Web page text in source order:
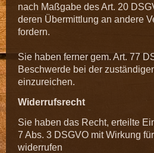
nach Maßgabe des Art. 20
deren Übermittlung an andere
fordern.
Sie haben ferner gem. Art. 77
Beschwerde bei der
einzureichen.
Widerrufsrecht
Sie haben das Recht, erteilte
7 Abs. 3 DSGVO mit Wirkung
widerrufen